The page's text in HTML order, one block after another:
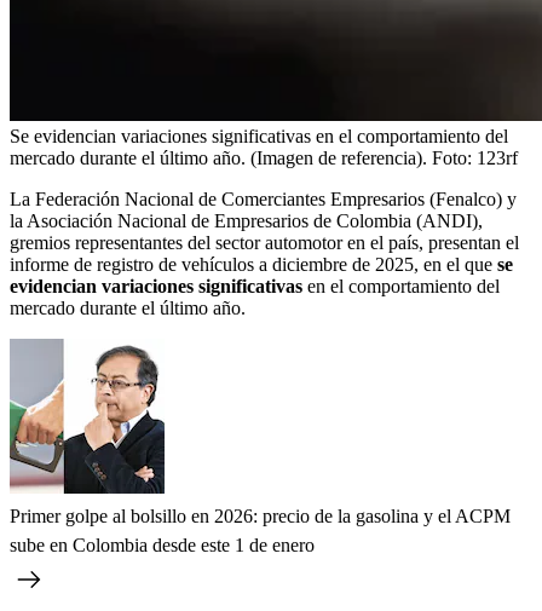
Se evidencian variaciones significativas en el comportamiento del
mercado durante el último año. (Imagen de referencia). Foto: 123rf
La Federación Nacional de Comerciantes Empresarios (Fenalco) y
la Asociación Nacional de Empresarios de Colombia (ANDI),
gremios representantes del sector automotor en el país, presentan el
informe de registro de vehículos a diciembre de 2025, en el que se
evidencian variaciones significativas en el comportamiento del
mercado durante el último año.
Primer golpe al bolsillo en 2026: precio de la gasolina y el ACPM
sube en Colombia desde este 1 de enero